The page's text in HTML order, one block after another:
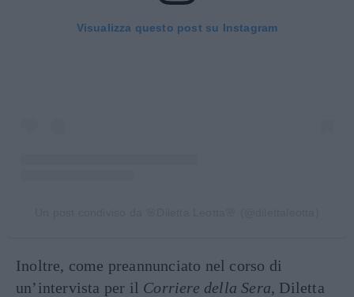
Visualizza questo post su Instagram
Inoltre, come preannunciato nel corso di
un’intervista per il Corriere della Sera, Diletta